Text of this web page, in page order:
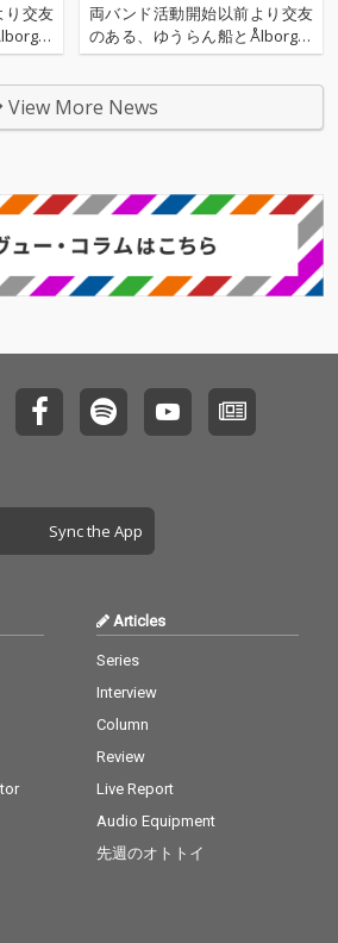
り交友
に
The ot
日202
され
」
両バンド活動開始以前より交友
のある、ゆうらん船とÅlborgに
よる共作スプリットEP『The ot
her day,』より、「Keep in Tou
ch」が明日2026年6月24日(水)に
先行配信される。 当楽曲は、先
View More News
Sync the App
Articles
Series
Interview
Column
Review
Live Report
Audio Equipment
先週のオトトイ